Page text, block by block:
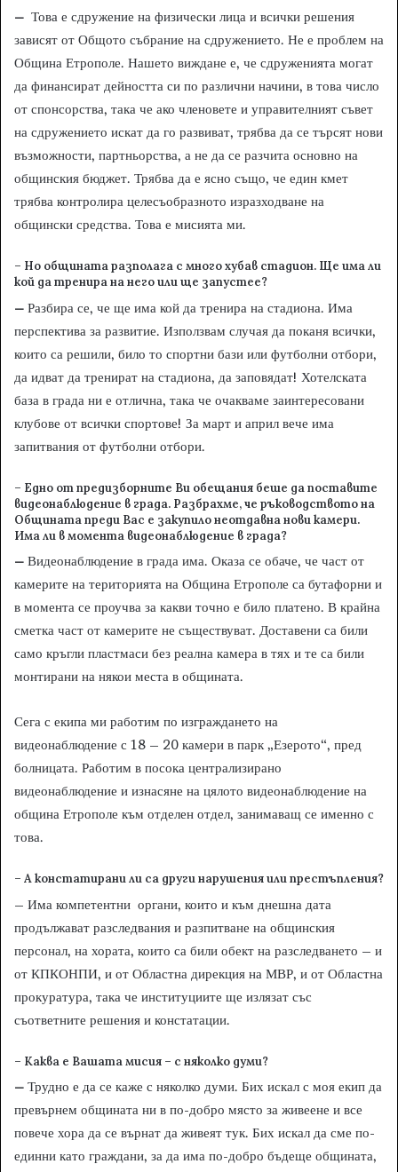
– Това е сдружение на физически лица и всички решения
зависят от Общото събрание на сдружението. Не е проблем на
Община Етрополе. Нашето виждане е, че сдруженията могат
да финансират дейността си по различни начини, в това число
от спонсорства, така че ако членовете и управителният съвет
на сдружението искат да го развиват, трябва да се търсят нови
възможности, партньорства, а не да се разчита основно на
общинския бюджет. Трябва да е ясно също, че един кмет
трябва контролира целесъобразното изразходване на
общински средства. Това е мисията ми.
– Но общината разполага с много хубав стадион. Ще има ли
кой да тренира на него или ще запустее?
– Разбира се, че ще има кой да тренира на стадиона. Има
перспектива за развитие. Използвам случая да поканя всички,
които са решили, било то спортни бази или футболни отбори,
да идват да тренират на стадиона, да заповядат! Хотелската
база в града ни е отлична, така че очакваме заинтересовани
клубове от всички спортове! За март и април вече има
запитвания от футболни отбори.
– Едно от предизборните Ви обещания беше да поставите
видеонаблюдение в града. Разбрахме, че ръководството на
Общината преди Вас е закупило неотдавна нови камери.
Има ли в момента видеонаблюдение в града?
– Видеонаблюдение в града има. Оказа се обаче, че част от
камерите на територията на Община Етрополе са бутафорни и
в момента се проучва за какви точно е било платено. В крайна
сметка част от камерите не съществуват. Доставени са били
само кръгли пластмаси без реална камера в тях и те са били
монтирани на някои места в общината.
Сега с екипа ми работим по изграждането на
видеонаблюдение с 18 – 20 камери в парк „Езерото“, пред
болницата. Работим в посока централизирано
видеонаблюдение и изнасяне на цялото видеонаблюдение на
община Етрополе към отделен отдел, занимаващ се именно с
това.
– А констатирани ли са други нарушения или престъпления?
– Има компетентни органи, които и към днешна дата
продължават разследвания и разпитване на общинския
персонал, на хората, които са били обект на разследването – и
от КПКОНПИ, и от Областна дирекция на МВР, и от Областна
прокуратура, така че институциите ще излязат със
съответните решения и констатации.
– Каква е Вашата мисия – с няколко думи?
– Трудно е да се каже с няколко думи. Бих искал с моя екип да
превърнем общината ни в по-добро място за живеене и все
повече хора да се върнат да живеят тук. Бих искал да сме по-
единни като граждани, за да има по-добро бъдеще общината,